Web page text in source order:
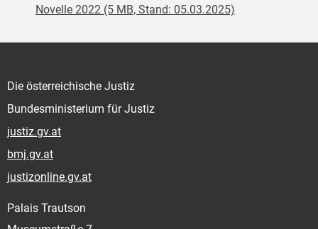
Novelle 2022 (5 MB, Stand: 05.03.2025)
Die österreichische Justiz
Bundesministerium für Justiz
justiz.gv.at
bmj.gv.at
justizonline.gv.at
Palais Trautson